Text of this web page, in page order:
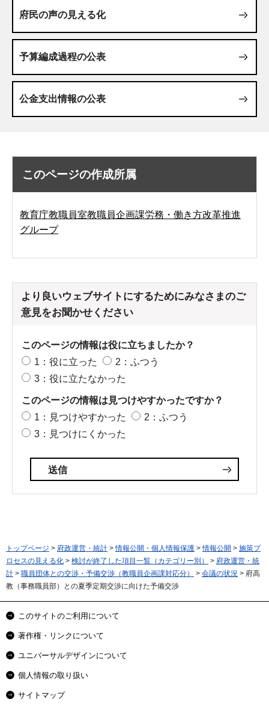
府民の声の見える化
予算編成過程の公表
公金支出情報の公表
このページの作成所属
教育庁教職員室教職員企画課労務・働き方改革推進
グループ
より良いウェブサイトにするためにみなさまのご
意見をお聞かせください
このページの情報は役に立ちましたか？
1：役に立った
2：ふつう
3：役に立たなかった
このページの情報は見つけやすかったですか？
1：見つけやすかった
2：ふつう
3：見つけにくかった
トップページ > 府政運営・統計 >情報公開・個人情報保護 >情報公開 > 施策プ
ロセスの見える化 > 検討が終了した項目一覧（カテゴリー別） > 府政運営・統
計 > 職員団体との交渉・予備交渉（教職員企画課対応分） > 会議の状況 > 府高
教（事務職員部）との夏季定期交渉に向けた予備交渉
このサイトのご利用について
著作権・リンクについて
ユニバーサルデザインについて
個人情報の取り扱い
サイトマップ